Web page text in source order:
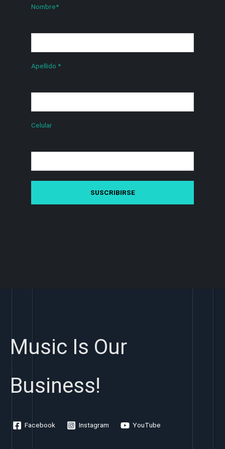
Nombre*
Apellido*
Celular
Music Is Our
Business!
Facebook Instagram YouTube